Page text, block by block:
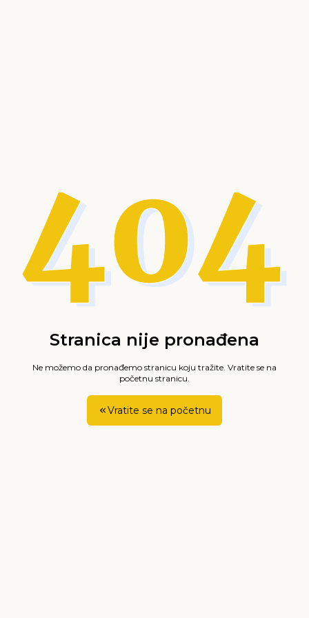
Stranica nije pronađena
Ne možemo da pronađemo stranicu koju tražite. Vratite se na
početnu stranicu.
Vratite se na početnu